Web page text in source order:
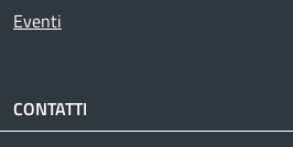
Eventi
CONTATTI